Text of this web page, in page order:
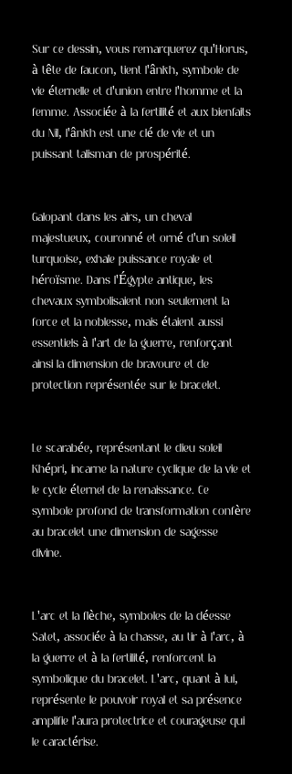
Sur ce dessin, vous remarquerez qu'Horus,
à tête de faucon, tient l'ânkh, symbole de
vie éternelle et d'union entre l'homme et la
femme. Associée à la fertilité et aux bienfaits
du Nil, l'ânkh est une clé de vie et un
puissant talisman de prospérité.
Galopant dans les airs, un cheval
majestueux, couronné et orné d'un soleil
turquoise, exhale puissance royale et
héroïsme. Dans l'Égypte antique, les
chevaux symbolisaient non seulement la
force et la noblesse, mais étaient aussi
essentiels à l'art de la guerre, renforçant
ainsi la dimension de bravoure et de
protection représentée sur le bracelet.
Le scarabée, représentant le dieu soleil
Khépri, incarne la nature cyclique de la vie et
le cycle éternel de la renaissance. Ce
symbole profond de transformation confère
au bracelet une dimension de sagesse
divine.
L'arc et la flèche, symboles de la déesse
Satet, associée à la chasse, au tir à l'arc, à
la guerre et à la fertilité, renforcent la
symbolique du bracelet. L'arc, quant à lui,
représente le pouvoir royal et sa présence
amplifie l'aura protectrice et courageuse qui
le caractérise.